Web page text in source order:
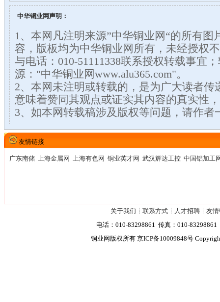
中华铜业网声明：
1、本网凡注明来源”中华铜业网“的所有图
容，版板均为中华铜业网所有，未经授权
与电话：010-51111338联系授权转载事宜
源："中华铜业网www.alu365.com"。
2、本网未注明或转载的，是为广大读者传
意味着赞同其观点或证实其内容的真实性
3、如本网转载稿涉及版权等问题，请作者